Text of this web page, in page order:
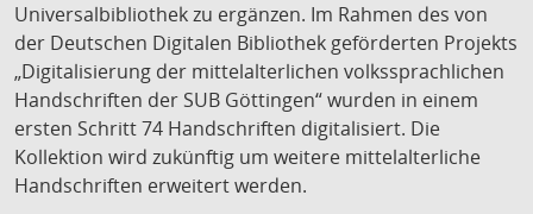
Universalbibliothek zu ergänzen. Im Rahmen des von
der Deutschen Digitalen Bibliothek geförderten Projekts
„Digitalisierung der mittelalterlichen volkssprachlichen
Handschriften der SUB Göttingen“ wurden in einem
ersten Schritt 74 Handschriften digitalisiert. Die
Kollektion wird zukünftig um weitere mittelalterliche
Handschriften erweitert werden.